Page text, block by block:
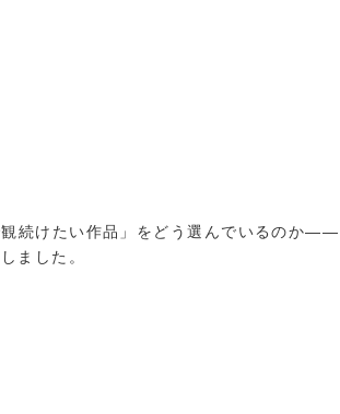
続けたい作品」をどう選んでいるのか——
ました。